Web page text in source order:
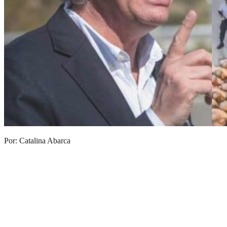
Por: Catalina Abarca